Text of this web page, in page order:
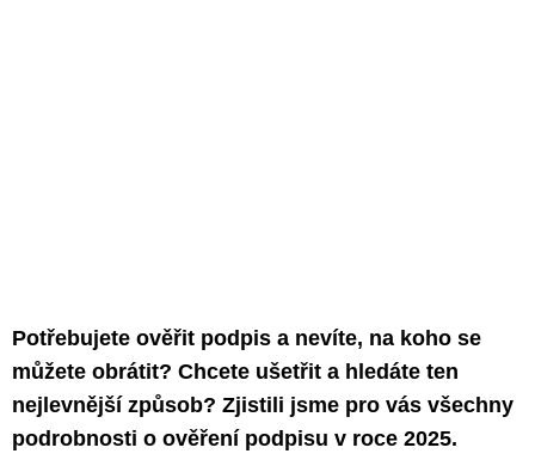
Potřebujete ověřit podpis a nevíte, na koho se
můžete obrátit? Chcete ušetřit a hledáte ten
nejlevnější způsob? Zjistili jsme pro vás všechny
podrobnosti o ověření podpisu v roce 2025.